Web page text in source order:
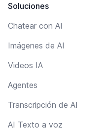
Soluciones
Chatear con AI
Imágenes de AI
Videos IA
Agentes
Transcripción de AI
AI Texto a voz